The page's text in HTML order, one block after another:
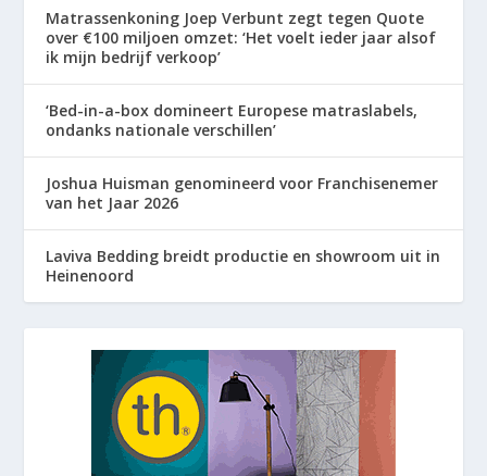
Matrassenkoning Joep Verbunt zegt tegen Quote
over €100 miljoen omzet: ‘Het voelt ieder jaar alsof
ik mijn bedrijf verkoop’
‘Bed-in-a-box domineert Europese matraslabels,
ondanks nationale verschillen’
Joshua Huisman genomineerd voor Franchisenemer
van het Jaar 2026
Laviva Bedding breidt productie en showroom uit in
Heinenoord